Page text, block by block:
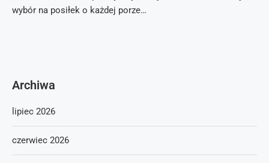
wybór na posiłek o każdej porze…
Archiwa
lipiec 2026
czerwiec 2026